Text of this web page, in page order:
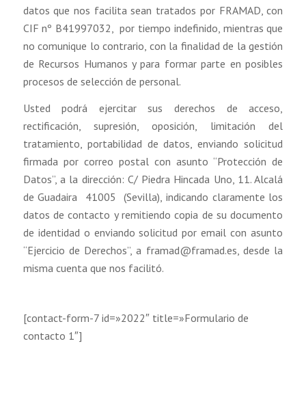
datos que nos facilita sean tratados por FRAMAD, con
CIF nº B41997032, por tiempo indefinido, mientras que
no comunique lo contrario, con la finalidad de la gestión
de Recursos Humanos y para formar parte en posibles
procesos de selección de personal.
Usted podrá ejercitar sus derechos de acceso,
rectificación, supresión, oposición, limitación del
tratamiento, portabilidad de datos, enviando solicitud
firmada por correo postal con asunto “Protección de
Datos”, a la dirección: C/ Piedra Hincada Uno, 11. Alcalá
de Guadaira 41005 (Sevilla), indicando claramente los
datos de contacto y remitiendo copia de su documento
de identidad o enviando solicitud por email con asunto
“Ejercicio de Derechos”, a framad@framad.es, desde la
misma cuenta que nos facilitó.
[contact-form-7 id=»2022″ title=»Formulario de
contacto 1″]